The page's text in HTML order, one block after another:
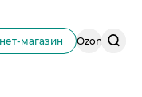
магазин Ozon